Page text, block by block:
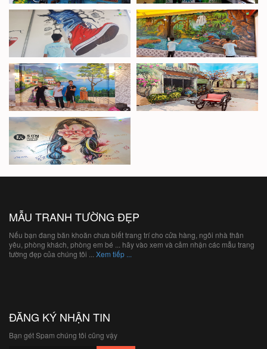
MẪU TRANH TƯỜNG ĐẸP
Nếu bạn đang băn khoăn chưa biết trang trí cho cửa hàng, ngôi nhà thân
yêu, phòng khách, phòng em bé ... hãy vào xem và cảm nhận các mẫu trang
tường đẹp của chúng tôi ... Xem tiếp ...
ĐĂNG KÝ NHẬN TIN
Bạn gét Spam chúng tôi cũng vậy